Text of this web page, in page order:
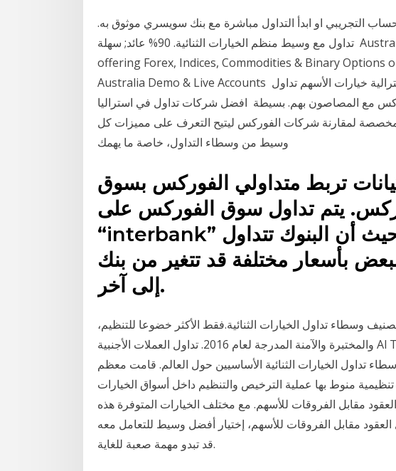
جرب الحساب التجريبي او ابدأ التداول مباشرة مع بنك سويسري موثوق به.
تداول مع وسيط منظم الخيارات الثنائية. 90% عائد; سهلة Australia's original MT4 Forex Broker
offering Forex, Indices, Commodities & Binary Options
Australia Demo & Live Accounts كجزء من أنواع مختلفة من أسترالية خيارات الأسهم تداول ASX
مع المصاصون بهم. بسيطة افضل شركات تداول في استراليا
مخصصة لمقارنة شركات الفوركس ليتيح التعرف على مميزات كل
تربط متداولي الفوركس بسوق
يتم تداول سوق الفوركس على
“interbank” وهي طريقة رائعة حيث أن البنوك تتداول
بأسعار مختلفة قد تتغير من بنك
إلى آخر.
وسطاء تداول الخيارات الثنائية.فقط الأكثر خضوعا للتنظيم،
والمختبرة والآمنة المدرجة لعام 2016. تداول العملات الأجنبية Al Thakhira Thursday, 18 January 2018.
تداول الخيارات الثنائية الأساسيين حول العالم. قامت معظم
تنظيمية منوط بها عملية الترخيص والتنظيم داخل أسواق الخيارات
مقابل الفروقات للأسهم. مع مختلف الخيارات المتوفرة هذه
العقود مقابل الفروقات للأسهم، إختيار أفضل وسيط للتعامل معه
قد تبدو مهمة صعبة للغاية.